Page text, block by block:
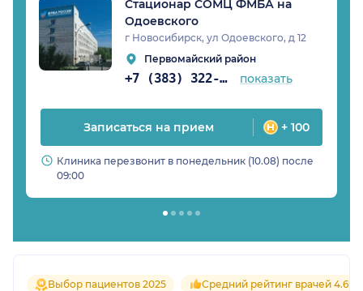
Стационар СОМЦ ФМБА на
Одоевского
г Новосибирск, ул Одоевского, д 12
Первомайский район
+7 (383) 322-51-13 показать
Записаться на прием + 100
Клиника перезвонит в понедельник (10.08) после
09:00
Выбор пациентов 2025 Средний рейтинг врачей 4.6